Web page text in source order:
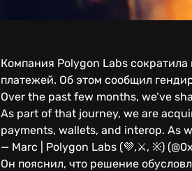
Компания Polygon Labs сократила
платежей. Об этом сообщил
Over the past few months, we’ve
As part of that journey, we are
payments, wallets, and interop. As
— Marc | Polygon Labs (💜,⚔️, ※)
Он пояснил, что решение